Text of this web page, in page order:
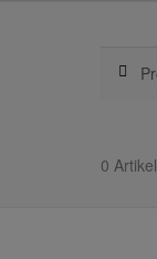
nach:
0 Artikel